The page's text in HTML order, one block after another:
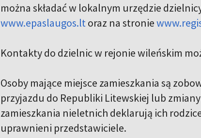
można składać w lokalnym urzędzie
www.epaslaugos.lt oraz na stronie
Kontakty do dzielnic w rejonie wileńskim
Osoby mające miejsce zamieszkania są
przyjazdu do Republiki Litewskiej lub
zamieszkania nieletnich deklarują ich
uprawnieni przedstawiciele.